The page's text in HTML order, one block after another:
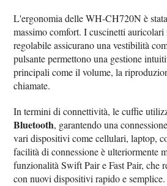
L'ergonomia delle WH-CH720N è
massimo comfort. I cuscinetti
regolabile assicurano una vestibilità
pulsante permettono una gestione
principali come il volume, la
chiamate.
In termini di connettività, le cuffie
Bluetooth, garantendo una
vari dispositivi come cellulari, laptop,
facilità di connessione è ulteriormente
funzionalità Swift Pair e Fast Pair, che
con nuovi dispositivi rapido e semplice.